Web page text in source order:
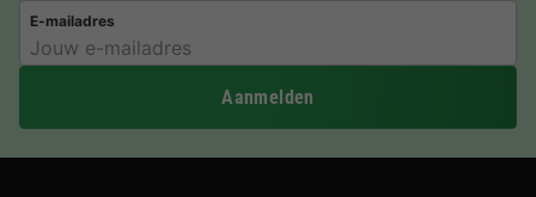
E-mailadres
Aanmelden